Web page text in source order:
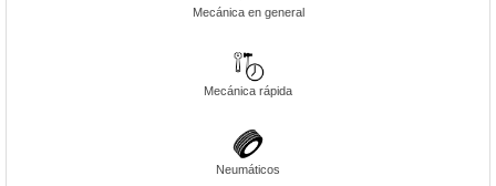
Mecánica en general
Mecánica rápida
Neumáticos